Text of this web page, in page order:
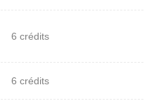
6 crédits
6 crédits